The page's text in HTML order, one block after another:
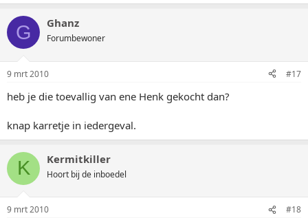
G Ghanz
Forumbewoner
9 mrt 2010 #17
heb je die toevallig van ene Henk gekocht dan?
knap karretje in iedergeval.
K Kermitkiller
Hoort bij de inboedel
9 mrt 2010 #18